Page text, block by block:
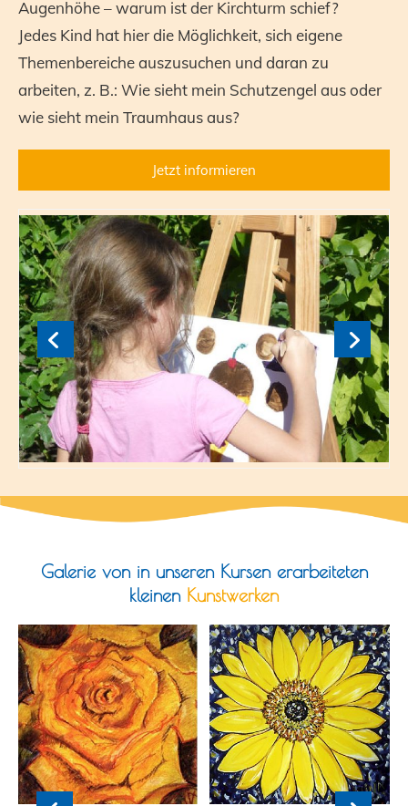
Augenhöhe – warum ist der Kirchturm schief?
Jedes Kind hat hier die Möglichkeit, sich eigene
Themenbereiche auszusuchen und daran zu
arbeiten, z. B.: Wie sieht mein Schutzengel aus oder
wie sieht mein Traumhaus aus?
Jetzt informieren
Galerie von in unseren Kursen erarbeiteten
kleinen Kunstwerken